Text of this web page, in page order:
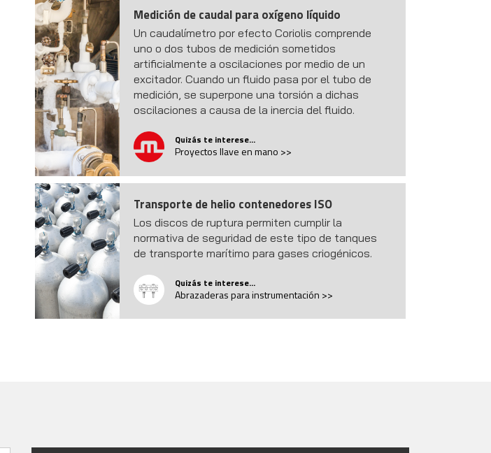
Medición de caudal para oxígeno líquido
Un caudalímetro por efecto Coriolis comprende
uno o dos tubos de medición sometidos
artificialmente a oscilaciones por medio de un
excitador. Cuando un fluido pasa por el tubo de
medición, se superpone una torsión a dichas
oscilaciones a causa de la inercia del fluido.
Quizás te interese...
Proyectos llave en mano >>
Transporte de helio contenedores ISO
Los discos de ruptura permiten cumplir la
normativa de seguridad de este tipo de tanques
de transporte marítimo para gases criogénicos.
Quizás te interese...
Abrazaderas para instrumentación >>